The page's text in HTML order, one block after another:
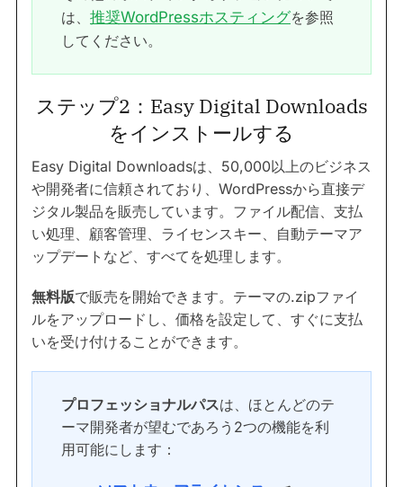
は、 推奨WordPressホスティングを参照
してください。
ステップ2：Easy Digital Downloads
をインストールする
Easy Digital Downloadsは、50,000以上のビジネス
や開発者に信頼されており、WordPressから直接デ
ジタル製品を販売しています。ファイル配信、支払
い処理、顧客管理、ライセンスキー、自動テーマア
ップデートなど、すべてを処理します。
無料版で販売を開始できます。テーマの.zipファイ
ルをアップロードし、価格を設定して、すぐに支払
いを受け付けることができます。
プロフェッショナルパスは、ほとんどのテ
ーマ開発者が望むであろう2つの機能を利
用可能にします：